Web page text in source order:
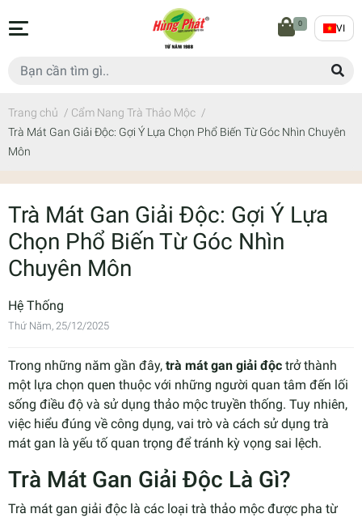
0 VI
Trang chủ / Cẩm Nang Trà Thảo Mộc /
Trà Mát Gan Giải Độc: Gợi Ý Lựa Chọn Phổ Biến Từ Góc Nhìn Chuyên
Môn
Trà Mát Gan Giải Độc: Gợi Ý Lựa
Chọn Phổ Biến Từ Góc Nhìn
Chuyên Môn
Hệ Thống
Thứ Năm, 25/12/2025
Trong những năm gần đây, trà mát gan giải độc trở thành
một lựa chọn quen thuộc với những người quan tâm đến lối
sống điều độ và sử dụng thảo mộc truyền thống. Tuy nhiên,
việc hiểu đúng về công dụng, vai trò và cách sử dụng trà
mát gan là yếu tố quan trọng để tránh kỳ vọng sai lệch.
Trà Mát Gan Giải Độc Là Gì?
Trà mát gan giải độc là các loại trà thảo mộc được pha từ